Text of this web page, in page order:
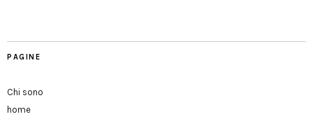
PAGINE
Chi sono
home